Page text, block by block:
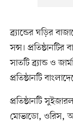
ব্র্যান্ডের ঘড়ির
সন্স।
সাতটি ব্র্যান্ড ও
প্রতিষ্ঠানটি
প্রতিষ্ঠানটি
মোভাডো, ওরিস,